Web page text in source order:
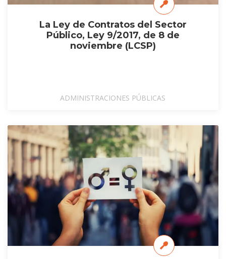
La Ley de Contratos del Sector
Público, Ley 9/2017, de 8 de
noviembre (LCSP)
ADMINISTRACIONES PÚBLICAS